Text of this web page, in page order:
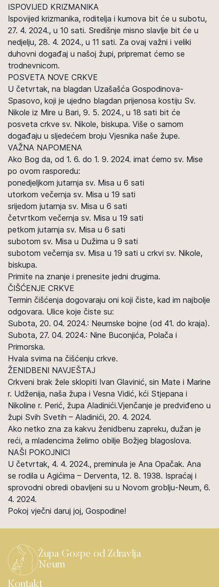
ISPOVIJED KRIZMANIKA
Ispovijed krizmanika, roditelja i kumova bit će u subotu,
27. 4. 2024., u 10 sati. Središnje misno slavlje bit će u
nedjelju, 28. 4. 2024., u 11 sati. Za ovaj važni i veliki
duhovni događaj u našoj župi, pripremat ćemo se
trodnevnicom.
POSVETA NOVE CRKVE
U četvrtak, na blagdan Uzašašća Gospodinova-
Spasovo, koji je ujedno blagdan prijenosa kostiju Sv.
Nikole iz Mire u Bari, 9. 5. 2024., u 18 sati bit će
posveta crkve sv. Nikole, biskupa. Više o samom
događaju u sljedećem broju Vjesnika naše župe.
VAŽNA NAPOMENA
Ako Bog da, od 1. 6. do 1. 9. 2024. imat ćemo sv. Mise
po ovom rasporedu:
ponedjeljkom jutarnja sv. Misa u 6 sati
utorkom večernja sv. Misa u 19 sati
srijedom jutarnja sv. Misa u 6 sati
četvrtkom večernja sv. Misa u 19 sati
petkom jutarnja sv. Misa u 6 sati
subotom sv. Misa u Dužima u 9 sati
subotom večernja sv. Misa u 19 sati u crkvi sv. Nikole,
biskupa.
Primite na znanje i prenesite jedni drugima.
ČIŠĆENJE CRKVE
Termin čišćenja dogovaraju oni koji čiste, kad im najbolje
odgovara. Ulice koje čiste su:
Subota, 20. 04. 2024.: Neumske bojne (od 41. do kraja).
Subota, 27. 04. 2024.: Nine Buconjića, Polača i
Primorska.
Hvala svima na čišćenju crkve.
ŽENIDBENI NAVJEŠTAJ
Crkveni brak žele sklopiti Ivan Glavinić, sin Mate i Marine
r. Udženija, naša župa i Vesna Vidić, kći Stjepana i
Nikoline r. Perić, župa Aladinići.Vjenčanje je predviđeno u
župi Svih Svetih – Aladinići, 20. 4. 2024.
Ako netko zna za kakvu ženidbenu zapreku, dužan je
reći, a mladencima želimo obilje Božjeg blagoslova.
NAŠI POKOJNICI
U četvrtak, 4. 4. 2024., preminula je Ana Opačak. Ana
se rodila u Agićima – Derventa, 12. 8. 1938. Ispraćaj i
sprovodni obredi obavljeni su u Novom groblju-Neum, 6.
4. 2024.
Pokoj vječni daruj joj, Gospodine!
Župa Gospe od Zdravlja
Neum
Kontakt